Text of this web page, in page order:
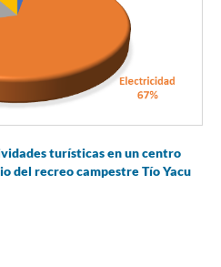
turísticas en un centro
del recreo campestre Tío Yacu